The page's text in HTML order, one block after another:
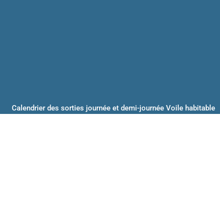
Calendrier des sorties journée et demi-journée Voile habitable